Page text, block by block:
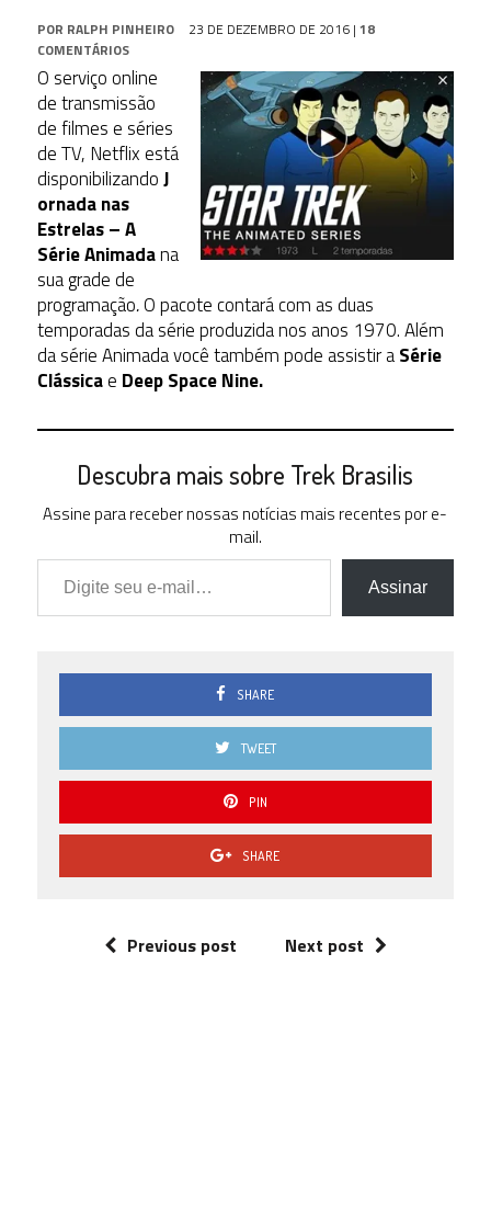
POR RALPH PINHEIRO 23 DE DEZEMBRO DE 2016| 18
COMENTÁRIOS
O serviço online
de transmissão
de filmes e séries
de TV, Netflix está
disponibilizandoJ
ornada nas
Estrelas – A
Série Animadana
sua grade de
programação.O pacote contará com as duas
temporadas da série produzida nos anos 1970. Além
da série Animada você também pode assistir aSérie
Clássicae Deep Space Nine.
Descubra mais sobre Trek Brasilis
Assine para receber nossas notícias mais recentes por e-
mail.
Digite seu e-mail…
Assinar
SHARE
TWEET
PIN
SHARE
Previous post Next post